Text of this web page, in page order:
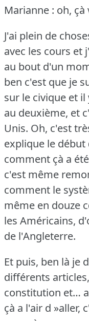
Marianne : oh,
J'ai plein de
avec les cours et
au bout d'un
ben c'est que je
sur le civique et
au deuxième, et
Unis. Oh, c'est
explique le
comment çà a
c'est même
comment le
même en douze
les Américains,
de l'Angleterre.
Et puis, ben là je
différents
constitution et…
çà a l'air d »aller,